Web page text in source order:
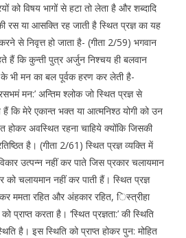
को विषय भागों से हटा तो लेता है और शब्दादि
रस या आसक्ति रह जाती है स्थित प्रज्ञ का यह
करने से निवृत्त हो जाता है- (गीता 2/59) भगवान
कि कुन्ती पुत्र अर्जुन निश्चय ही बलवान
के भी मन का बल पूर्वक हरण कर लेती है-
मन:’ अन्तिम श्लोक जो स्थित प्रज्ञ से
कि मेरे एकान्त भक्त या आत्मनिश्ठ योगी को उन
होकर अवस्थित रहना चाहिये क्योंकि जिसकी
है। (गीता 2/61) स्थित प्रज्ञ व्यक्ति में
उत्पन्न नहीं कर पाते जिस प्रकार चलायमान
को चलायमान नहीं कर पाती हैं। स्थित प्रज्ञ
ममता रहित और अंहकार रहित, िस्त्रीहा
प्राप्त करता है। ‘स्थित प्रज्ञता:’ की स्थिति
है। इस स्थिति को प्राप्त होकर पुन: मोहित